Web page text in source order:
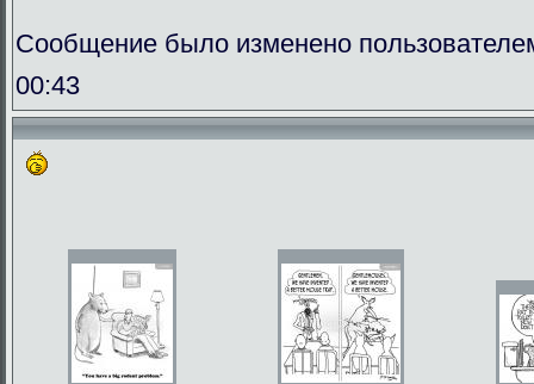
Сообщение было изменено
00:43